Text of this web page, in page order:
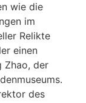
wie die
im
Relikte
einen
Zhao, der
des